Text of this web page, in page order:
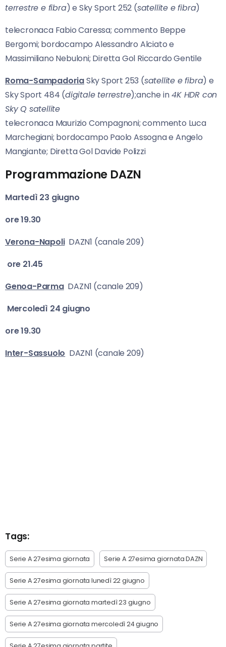
terrestre e fibra) e Sky Sport 252 (satellite e fibra)
telecronaca Fabio Caressa; commento Beppe
Bergomi; bordocampo Alessandro Alciato e
Massimiliano Nebuloni; Diretta Gol Riccardo Gentile
Roma-SampadoriaSky Sport 253 (satellite e fibra) e
Sky Sport 484 (digitale terrestre);anche in4K HDR con
Sky Q satellite
telecronaca Maurizio Compagnoni; commento Luca
Marchegiani; bordocampo Paolo Assogna e Angelo
Mangiante; Diretta Gol Davide Polizzi
Programmazione DAZN
Martedì 23 giugno
ore 19.30
Verona-Napoli DAZN1 (canale 209)
ore 21.45
Genoa-Parma DAZN1 (canale 209)
Mercoledì 24 giugno
ore 19.30
Inter-Sassuolo DAZN1 (canale 209)
Tags:
Serie A 27esima giornata Serie A 27esima giornata DAZN
Serie A 27esima giornata lunedì 22 giugno
Serie A 27esima giornata martedì 23 giugno
Serie A 27esima giornata mercoledì 24 giugno